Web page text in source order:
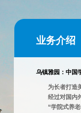
业务介绍
乌镇雅园：中国
为长者打造
经过对国内
“学院式养